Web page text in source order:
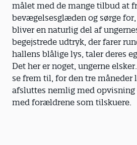
målet med de mange tilbud at
bevægelsesglæden og sørge
bliver en naturlig del af
begejstrede udtryk, der farer
hallens blålige lys, taler deres
Det her er noget, ungerne
se frem til, for den tre måneder
afsluttes nemlig med
med forældrene som tilskuere.